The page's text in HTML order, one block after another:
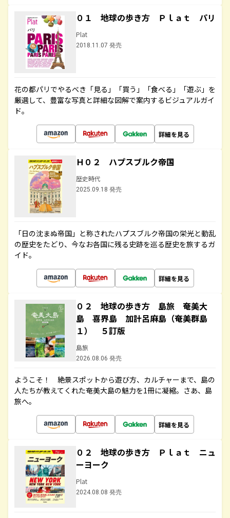
０１ 地球の歩き方 Ｐｌａｔ パリ
Plat
2018.11.07 発売
花の都パリでやるべき「見る」「買う」「食べる」「遊ぶ」を
厳選して、豊富な写真と詳細な図解で案内するビジュアルガイ
ド。
詳細を見る
Ｈ０２ ハプスブルク帝国
歴史時代
2025.09.18 発売
「日の沈まぬ帝国」と称されたハプスブルク帝国の栄光と動乱
の歴史をたどり、今なお各国に残る史跡を巡る歴史を旅するガ
イド。
詳細を見る
０２ 地球の歩き方 島旅 奄美大
島 喜界島 加計呂麻島（奄美群島
１） ５訂版
島旅
2026.08.06 発売
ようこそ！ 絶景スポットから遊び方、カルチャーまで、島の
人たちが教えてくれた奄美大島の魅力を1冊に凝縮。さあ、島
旅へ。
詳細を見る
０２ 地球の歩き方 Ｐｌａｔ ニュ
ーヨーク
Plat
2024.08.08 発売